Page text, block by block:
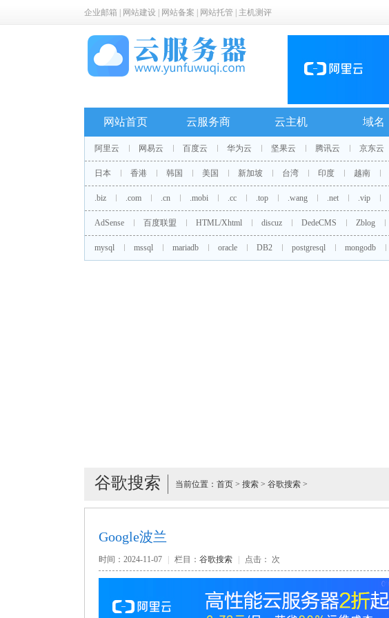
企业邮箱 网站建设 网站备案 网站托管 主机测评
网站首页 云服务商 云主机 域名
阿里云 网易云 百度云 华为云 坚果云 腾讯云 京东云
日本 香港 韩国 美国 新加坡 台湾 印度 越南
.biz .com .cn .mobi .cc .top .wang .net .vip
AdSense 百度联盟 HTML/Xhtml discuz DedeCMS Zblog
mysql mssql mariadb oracle DB2 postgresql mongodb
谷歌搜索 当前位置： 首页 > 搜索 > 谷歌搜索 >
Google波兰
时间：2024-11-07 栏目： 谷歌搜索 点击： 次